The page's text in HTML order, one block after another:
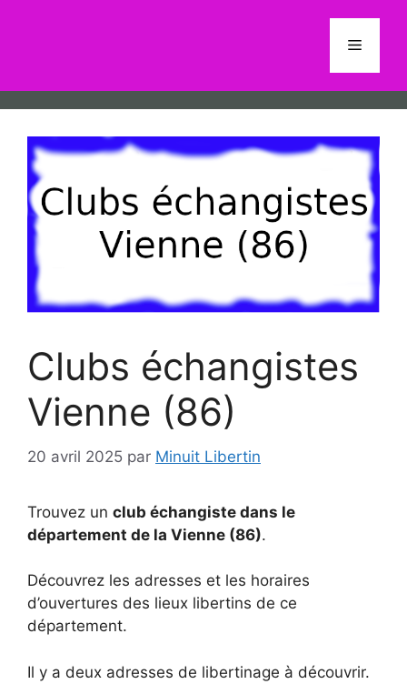
Menu
Clubs échangistes
Vienne (86)
20 avril 2025 par Minuit Libertin
Trouvez un club échangiste dans le
département de la Vienne (86).
Découvrez les adresses et les horaires
d’ouvertures des lieux libertins de ce
département.
Il y a deux adresses de libertinage à découvrir.